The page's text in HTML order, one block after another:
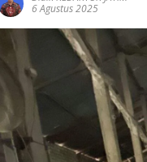
6 Agustus 2025